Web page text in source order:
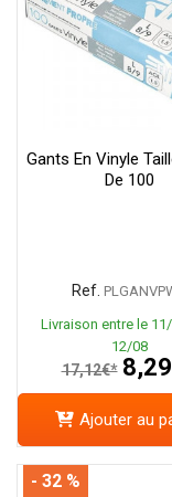
Gants En Vinyle
De 100
Ref.
Livraison entre le
12/08
17,12€*
Ajouter au
- 32 %